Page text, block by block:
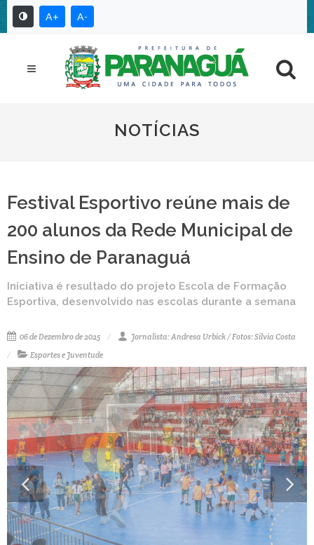
A+ A-
NOTÍCIAS
Festival Esportivo reúne mais de
200 alunos da Rede Municipal de
Ensino de Paranaguá
Iniciativa é resultado do projeto Escola de Formação
Esportiva, desenvolvido nas escolas durante a semana
06 de Dezembro de 2025
Jornalista: Andresa Urbick / Fotos: Silvia Costa
Esportes e Juventude